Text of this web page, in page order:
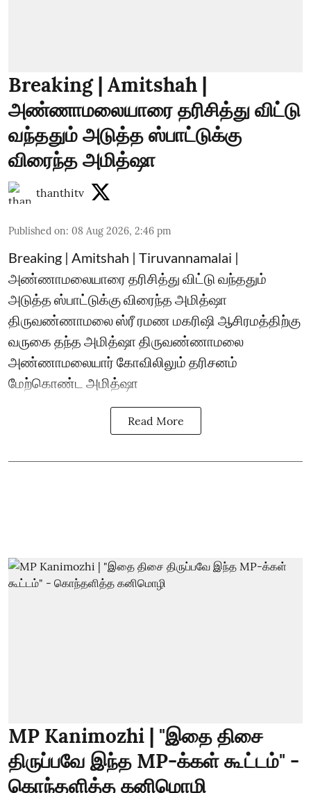
Breaking | Amitshah |
அண்ணாமலையாரை தரிசித்து விட்டு
வந்ததும் அடுத்த ஸ்பாட்டுக்கு
விரைந்த அமித்ஷா
thanthitv
Published on: 08 Aug 2026, 2:46 pm
Breaking | Amitshah | Tiruvannamalai |
அண்ணாமலையாரை தரிசித்து விட்டு வந்ததும்
அடுத்த ஸ்பாட்டுக்கு விரைந்த அமித்ஷா
திருவண்ணாமலை ஸ்ரீ ரமண மகரிஷி ஆசிரமத்திற்கு
வருகை தந்த அமித்ஷா திருவண்ணாமலை
அண்ணாமலையார் கோவிலிலும் தரிசனம்
மேற்கொண்ட அமித்ஷா
Read More
MP Kanimozhi | "இதை திசை
திருப்பவே இந்த MP-க்கள் கூட்டம்" -
கொந்தளித்த கனிமொழி